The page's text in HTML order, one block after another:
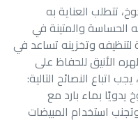
تتطلب العناية به
والمتينة في
وتخزينه تساعد في
الأنيق للحفاظ على
اتباع النصائح التالية:
بماء بارد مع
استخدام المبيضات